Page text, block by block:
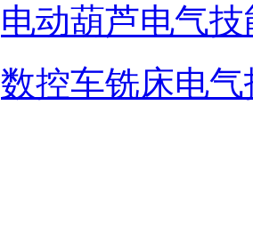
电动葫芦电气
数控车铣床电